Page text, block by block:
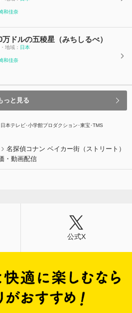
和佳奈
ドルの五稜星（みちしるべ）
地域： 日本
和佳奈
っと見る
本テレビ･小学館プロダクション･東宝･TMS
名探偵コナン ベイカー街（ストリート）
・動画配信
公式X